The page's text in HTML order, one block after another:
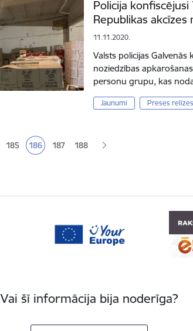
Policija
Republikas akcīzes
11.11.2020.
Valsts policijas
noziedzības
personu grupu, kas
Jaunumi Preses relīzes
Lapa
185 Pašreizējā lapa
186 Lapa
187 Lapa
188
Vai šī informācija bija noderīga?